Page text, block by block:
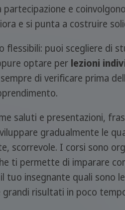
e
e si punta a costruire
flessibili: puoi scegliere di
optare per lezioni
di verificare prima
saluti e presentazioni,
gradualmente le
scorrevole. I corsi sono
ti permette di imparare
tuo insegnante quali sono
risultati in poco